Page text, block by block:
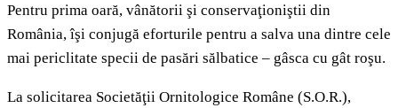
Pentru prima oară, vânătorii şi conservaţioniştii din
România, îşi conjugă eforturile pentru a salva una dintre cele
mai periclitate specii de pasări sălbatice – gâsca cu gât roşu.
La solicitarea Societăţii Ornitologice Române (S.O.R.),